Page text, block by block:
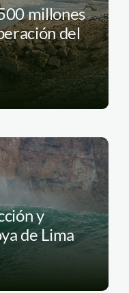
millones
del
y
de Lima